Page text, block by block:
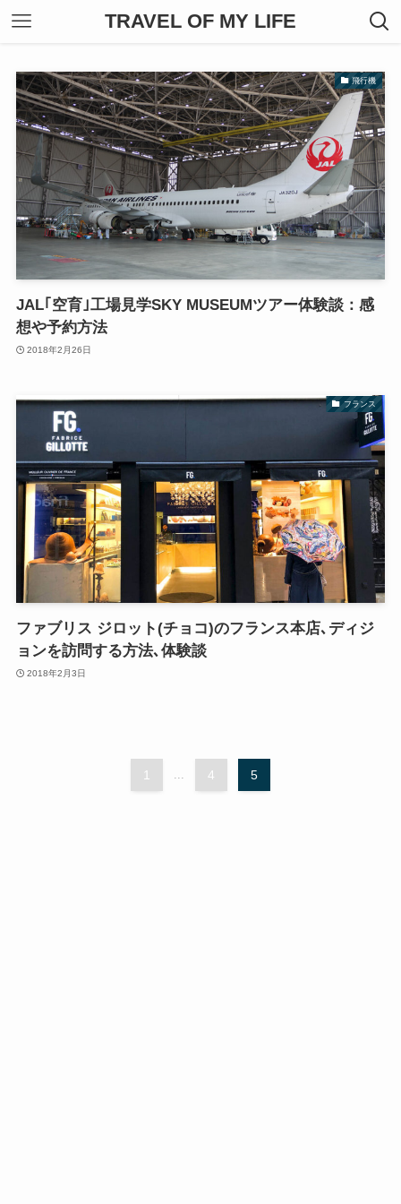
TRAVEL OF MY LIFE
飛行機
JAL｢空育｣工場見学SKY MUSEUMツアー体験談：感
想や予約方法
2018年2月26日
フランス
ファブリス ジロット(チョコ)のフランス本店､ディジ
ョンを訪問する方法､体験談
2018年2月3日
1 4 5